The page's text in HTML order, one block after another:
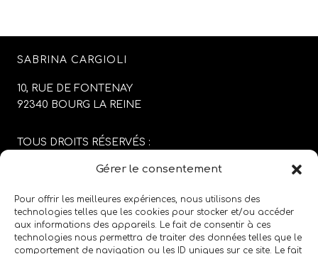
Gérer le consentement
Pour offrir les meilleures expériences, nous utilisons des
technologies telles que les cookies pour stocker et/ou accéder
aux informations des appareils. Le fait de consentir à ces
technologies nous permettra de traiter des données telles que le
comportement de navigation ou les ID uniques sur ce site. Le fait
SABRINA CARGIOLI
10, RUE DE FONTENAY
92340 BOURG LA REINE
TOUS DROITS RÉSERVÉS :
CONCEPTION DU SITE :
MENTIONS LÉGALES/CGV